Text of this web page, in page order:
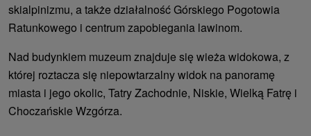
skialpinizmu, a także działalność Górskiego Pogotowia
Ratunkowego i centrum zapobiegania lawinom.
Nad budynkiem muzeum znajduje się wieża widokowa, z
której roztacza się niepowtarzalny widok na panoramę
miasta i jego okolic, Tatry Zachodnie, Niskie, Wielką Fatrę i
Choczańskie Wzgórza.